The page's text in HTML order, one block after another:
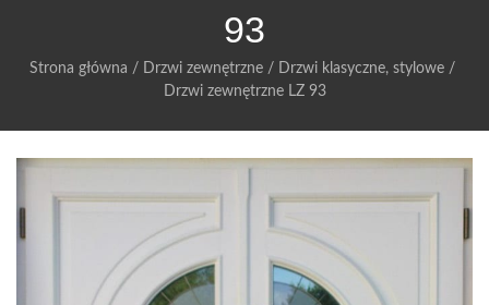
93
Strona główna / Drzwi zewnętrzne / Drzwi klasyczne, stylowe /
Drzwi zewnętrzne LZ 93